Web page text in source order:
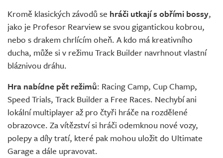
Kromě klasických závodů se hráči utkají s obřími bossy,
jako je Profesor Rearview se svou gigantickou kobrou,
nebo s drakem chrlícím oheň. A kdo má kreativního
ducha, může si v režimu Track Builder navrhnout vlastní
bláznivou dráhu.
Hra nabídne pět režimů: Racing Camp, Cup Champ,
Speed Trials, Track Builder a Free Races. Nechybí ani
lokální multiplayer až pro čtyři hráče na rozdělené
obrazovce. Za vítězství si hráči odemknou nové vozy,
polepy a díly tratí, které pak mohou uložit do Ultimate
Garage a dále upravovat.